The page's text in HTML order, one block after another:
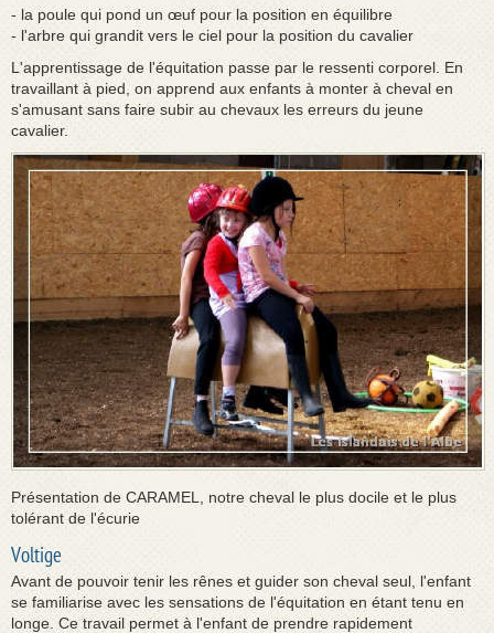
- la poule qui pond un œuf pour la position en équilibre
- l'arbre qui grandit vers le ciel pour la position du cavalier
L'apprentissage de l'équitation passe par le ressenti corporel. En
travaillant à pied, on apprend aux enfants à monter à cheval en
s'amusant sans faire subir au chevaux les erreurs du jeune
cavalier.
Présentation de CARAMEL, notre cheval le plus docile et le plus
tolérant de l'écurie
Voltige
Avant de pouvoir tenir les rênes et guider son cheval seul, l'enfant
se familiarise avec les sensations de l'équitation en étant tenu en
longe. Ce travail permet à l'enfant de prendre rapidement